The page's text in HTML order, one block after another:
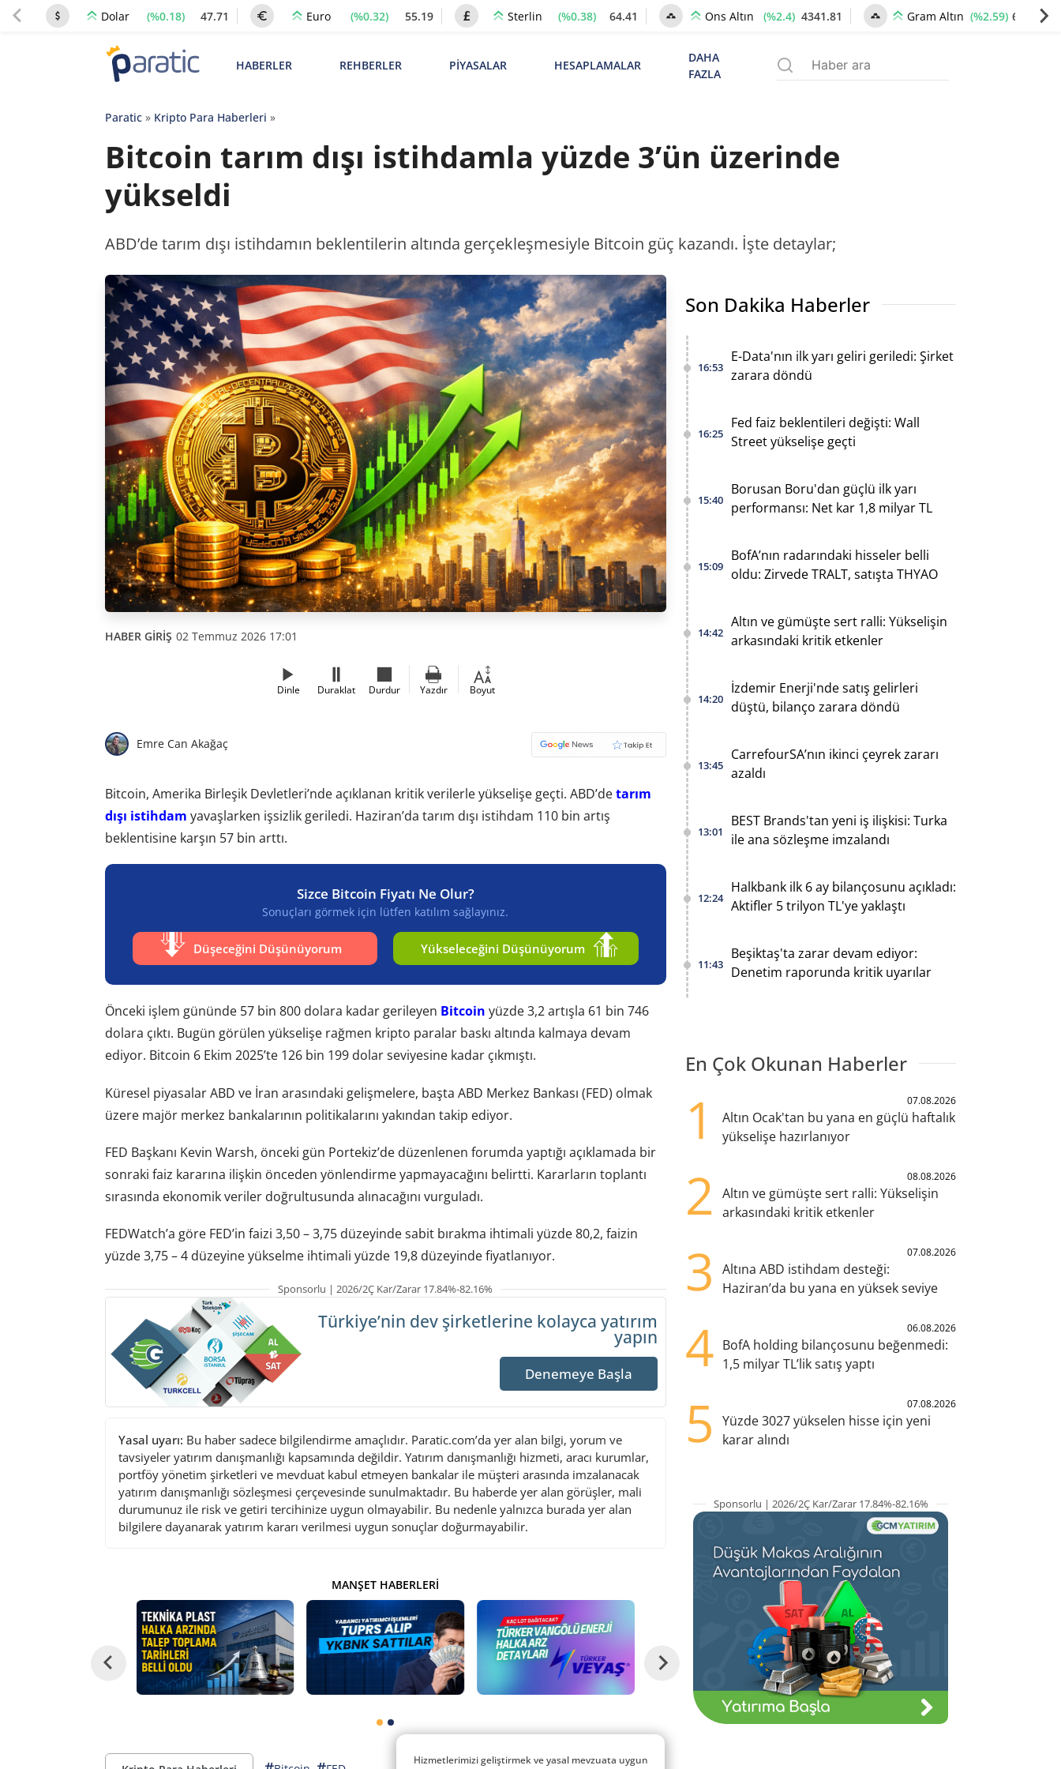
Dolar (%0.18) 47.71 Euro (%0.32) 55.19 Sterlin (%0.38) 64.41 Ons Altın (%2.4) 4341.81 Gram Altın (%2.59) 6660.55
HABERLER REHBERLER PİYASALAR HESAPLAMALAR
DAHA
FAZLA
Paratic» Kripto Para Haberleri »
Bitcoin tarım dışı istihdamla yüzde 3’ün üzerinde
yükseldi
ABD’de tarım dışı istihdamın beklentilerin altında gerçekleşmesiyle Bitcoin güç kazandı. İşte detaylar;
HABER GİRİŞ 02 Temmuz 2026 17:01
Dinle Duraklat Durdur Yazdır Boyut
Emre Can Akağaç
Bitcoin, Amerika Birleşik Devletleri’nde açıklanan kritik verilerle yükselişe geçti. ABD’detarım
dışı istihdam yavaşlarken işsizlik geriledi. Haziran’da tarım dışı istihdam 110 bin artış
beklentisine karşın 57 bin arttı.
Sizce Bitcoin Fiyatı Ne Olur?
Sonuçları görmek için lütfen katılım sağlayınız.
Düşeceğini Düşünüyorum Yükseleceğini Düşünüyorum
Önceki işlem gününde 57 bin 800 dolara kadar gerileyen Bitcoin yüzde 3,2 artışla 61 bin 746
dolara çıktı. Bugün görülen yükselişe rağmen kripto paralar baskı altında kalmaya devam
ediyor. Bitcoin 6 Ekim 2025’te 126 bin 199 dolar seviyesine kadar çıkmıştı.
Küresel piyasalar ABD ve İran arasındaki gelişmelere, başta ABD Merkez Bankası (FED) olmak
üzere majör merkez bankalarının politikalarını yakından takip ediyor.
FED Başkanı Kevin Warsh, önceki gün Portekiz’de düzenlenen forumda yaptığı açıklamada bir
sonraki faiz kararına ilişkin önceden yönlendirme yapmayacağını belirtti. Kararların toplantı
sırasında ekonomik veriler doğrultusunda alınacağını vurguladı.
FEDWatch’a göre FED’in faizi 3,50 – 3,75 düzeyinde sabit bırakma ihtimali yüzde 80,2, faizin
yüzde 3,75 – 4 düzeyine yükselme ihtimali yüzde 19,8 düzeyinde fiyatlanıyor.
Sponsorlu | 2026/2Ç Kar/Zarar 17.84%-82.16%
Türkiye’nin dev şirketlerine kolayca yatırım
yapın
Denemeye Başla
Yasal uyarı: Bu haber sadece bilgilendirme amaçlıdır. Paratic.com’da yer alan bilgi, yorum ve
tavsiyeler yatırım danışmanlığı kapsamında değildir. Yatırım danışmanlığı hizmeti, aracı kurumlar,
portföy yönetim şirketleri ve mevduat kabul etmeyen bankalar ile müşteri arasında imzalanacak
yatırım danışmanlığı sözleşmesi çerçevesinde sunulmaktadır. Bu haberde yer alan görüşler, mali
durumunuz ile risk ve getiri tercihinize uygun olmayabilir. Bu nedenle yalnızca burada yer alan
bilgilere dayanarak yatırım kararı verilmesi uygun sonuçlar doğurmayabilir.
MANŞET HABERLERI
Son Dakika Haberler
16:53
E-Data'nın ilk yarı geliri geriledi: Şirket
zarara döndü
16:25
Fed faiz beklentileri değişti: Wall
Street yükselişe geçti
15:40
Borusan Boru'dan güçlü ilk yarı
performansı: Net kar 1,8 milyar TL
15:09
BofA’nın radarındaki hisseler belli
oldu: Zirvede TRALT, satışta THYAO
14:42
Altın ve gümüşte sert ralli: Yükselişin
arkasındaki kritik etkenler
14:20
İzdemir Enerji'nde satış gelirleri
düştü, bilanço zarara döndü
13:45
CarrefourSA’nın ikinci çeyrek zararı
azaldı
13:01
BEST Brands'tan yeni iş ilişkisi: Turka
ile ana sözleşme imzalandı
12:24
Halkbank ilk 6 ay bilançosunu açıkladı:
Aktifler 5 trilyon TL'ye yaklaştı
11:43
Beşiktaş'ta zarar devam ediyor:
Denetim raporunda kritik uyarılar
En Çok Okunan Haberler
1 07.08.2026
Altın Ocak'tan bu yana en güçlü haftalık
yükselişe hazırlanıyor
2 08.08.2026
Altın ve gümüşte sert ralli: Yükselişin
arkasındaki kritik etkenler
3 07.08.2026
Altına ABD istihdam desteği:
Haziran’da bu yana en yüksek seviye
4 06.08.2026
BofA holding bilançosunu beğenmedi:
1,5 milyar TL’lik satış yaptı
5 07.08.2026
Yüzde 3027 yükselen hisse için yeni
karar alındı
Sponsorlu | 2026/2Ç Kar/Zarar 17.84%-82.16%
Hizmetlerimizi geliştirmek ve yasal mevzuata uygun